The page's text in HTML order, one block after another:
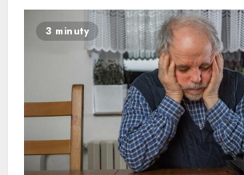
3 minuty